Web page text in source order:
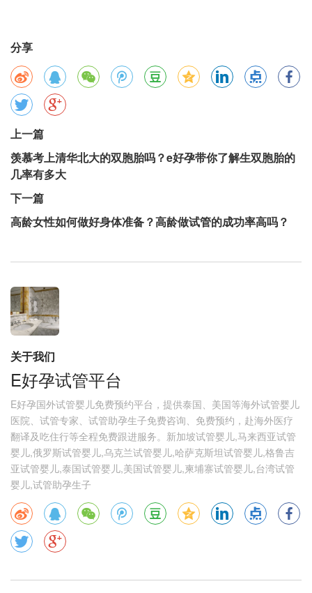
分享
上一篇
羡慕考上清华北大的双胞胎吗？e好孕带你了解生双胞胎的
几率有多大
下一篇
高龄女性如何做好身体准备？高龄做试管的成功率高吗？
关于我们
E好孕试管平台
E好孕国外试管婴儿免费预约平台，提供泰国、美国等海外试管婴儿
医院、试管专家、试管助孕生子免费咨询、免费预约，赴海外医疗
翻译及吃住行等全程免费跟进服务。新加坡试管婴儿,马来西亚试管
婴儿,俄罗斯试管婴儿,乌克兰试管婴儿,哈萨克斯坦试管婴儿,格鲁吉
亚试管婴儿,泰国试管婴儿,美国试管婴儿,柬埔寨试管婴儿,台湾试管
婴儿,试管助孕生子